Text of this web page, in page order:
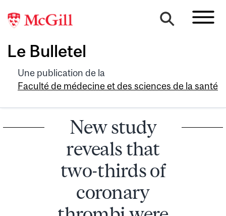
Le Bulletel
Une publication de la
Faculté de médecine et des sciences de la santé
New study
reveals that
two-thirds of
coronary